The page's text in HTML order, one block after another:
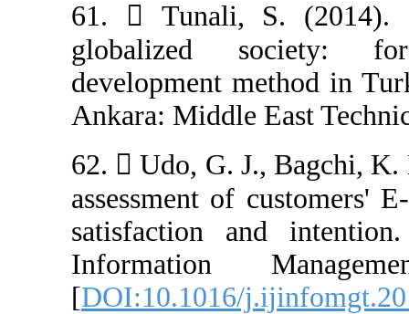
61.  Tunali,
globalized
development
Ankara: Middle
62.  Udo, G.
assessment of
satisfaction
[DOI:10.1016/